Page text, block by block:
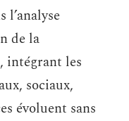
l’analyse
de la
intégrant les
sociaux,
évoluent sans